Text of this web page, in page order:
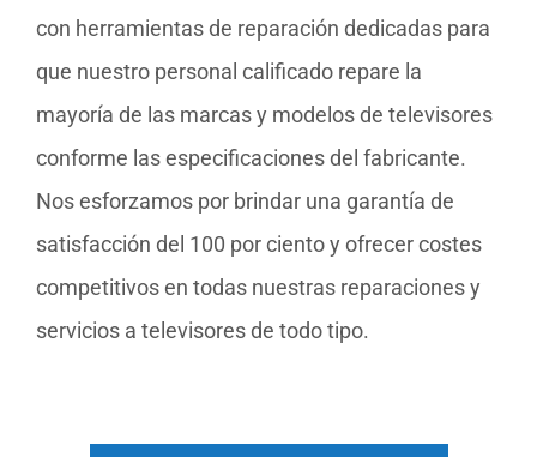
con herramientas de reparación dedicadas para
que nuestro personal calificado repare la
mayoría de las marcas y modelos de televisores
conforme las especificaciones del fabricante.
Nos esforzamos por brindar una garantía de
satisfacción del 100 por ciento y ofrecer costes
competitivos en todas nuestras reparaciones y
servicios a televisores de todo tipo.